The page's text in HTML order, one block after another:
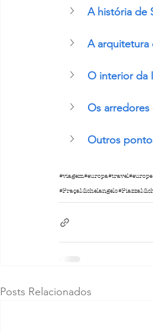
A história de
A arquitetura
O interior da
Os
Outros
#viagem#europa#travel#europe
#PraçaMichelangelo
Posts Relacionados